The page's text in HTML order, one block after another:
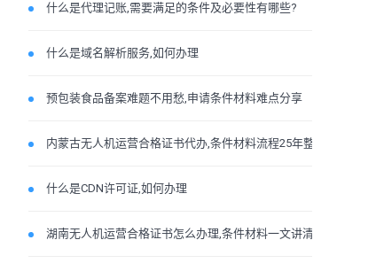
什么是代理记账,需要满足的条件及必要性有哪些?
什么是域名解析服务,如何办理
预包装食品备案难题不用愁,申请条件材料难点分享
内蒙古无人机运营合格证书代办,条件材料流程25年整理明
什么是CDN许可证,如何办理
湖南无人机运营合格证书怎么办理,条件材料一文讲清楚